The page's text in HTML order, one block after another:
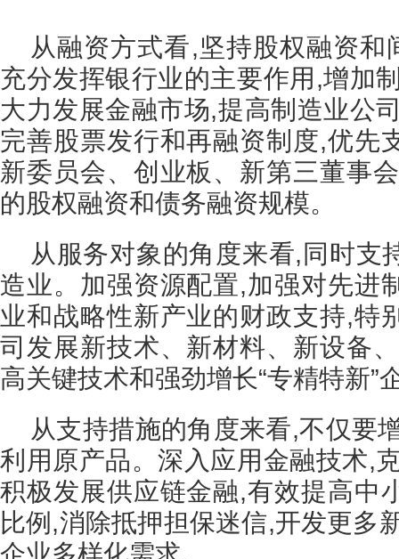
从融资方式看,坚持股权融资和
充分发挥银行业的主要作用,增加
大力发展金融市场,提高制造业公
完善股票发行和再融资制度,优先
新委员会、创业板、新第三董事
的股权融资和债务融资规模。
从服务对象的角度来看,同时支
造业。加强资源配置,加强对先进
业和战略性新产业的财政支持,特
司发展新技术、新材料、新设备
高关键技术和强劲增长“专精特新”
从支持措施的角度来看,不仅要
利用原产品。深入应用金融技术,
积极发展供应链金融,有效提高中
比例,消除抵押担保迷信,开发更多